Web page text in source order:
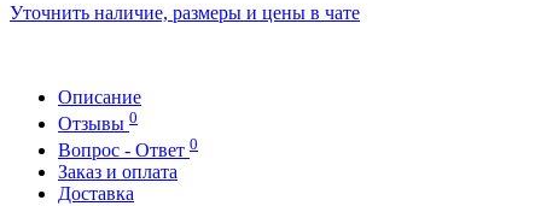
Уточнить наличие, размеры и цены в чате
Описание
Отзывы 0
Вопрос - Ответ 0
Заказ и оплата
Доставка